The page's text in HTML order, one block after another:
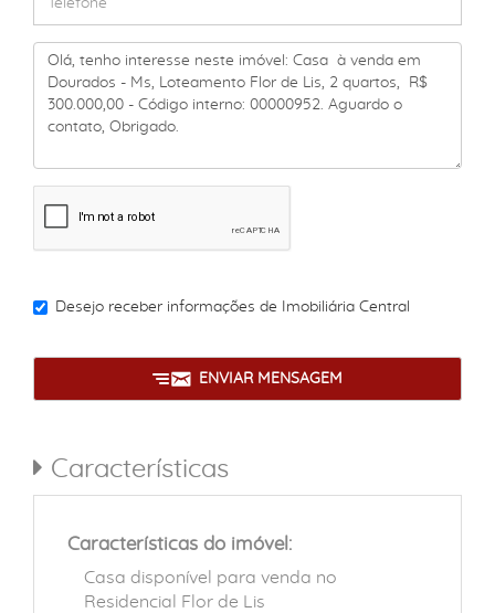
Desejo receber informações de Imobiliária Central
ENVIAR MENSAGEM
Características
Características do imóvel:
Casa disponível para venda no
Residencial Flor de Lis